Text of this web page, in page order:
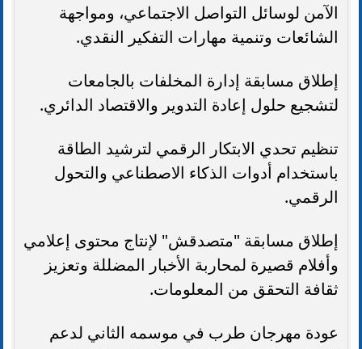
الآمن لوسائل التواصل الاجتماعي، ومواجهة
الشائعات وتنمية مهارات التفكير النقدي.
إطلاق مسابقة إدارة المخلفات بالجامعات
لتشجيع حلول إعادة التدوير والاقتصاد الدائري.
تنظيم تحدي الابتكار الرقمي لترشيد الطاقة
باستخدام أدوات الذكاء الاصطناعي والتحول
الرقمي.
إطلاق مسابقة "متصدقش" لإنتاج محتوى إعلامي
وأفلام قصيرة لمحاربة الأخبار المضللة وتعزيز
ثقافة التحقق من المعلومات.
عودة مهرجان طرب في موسمه الثاني لدعم